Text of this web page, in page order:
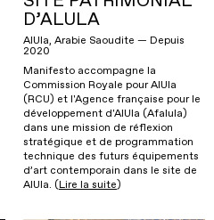
D’ALULA
AlUla, Arabie Saoudite — Depuis
2020
Manifesto accompagne la
Commission Royale pour AlUla
(RCU) et l'Agence française pour le
développement d'AlUla (Afalula)
dans une mission de réflexion
stratégique et de programmation
technique des futurs équipements
d’art contemporain dans le site de
AlUla. (Lire la suite)